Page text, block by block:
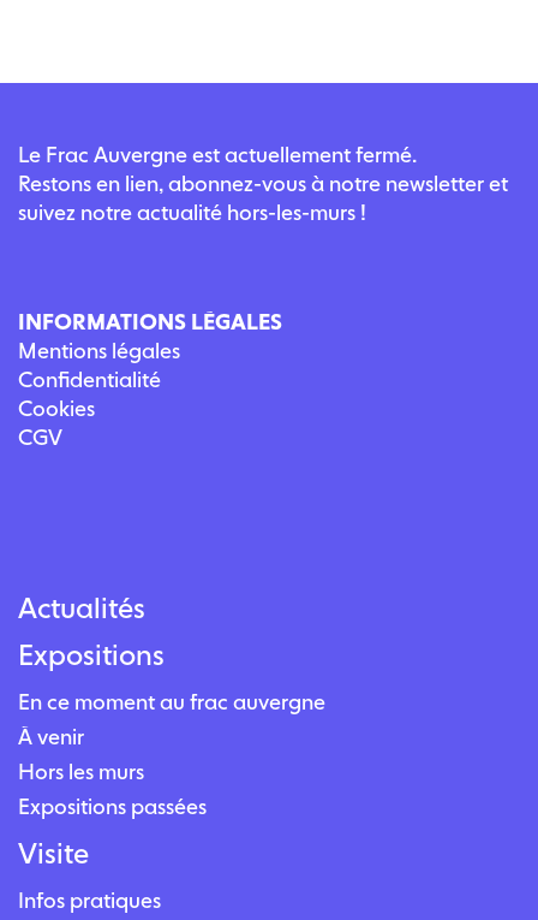
Le Frac Auvergne est actuellement fermé.
Restons en lien, abonnez-vous à notre newsletter et
suivez notre actualité hors-les-murs !
INFORMATIONS LÉGALES
Mentions légales
Confidentialité
Cookies
CGV
Actualités
Expositions
En ce moment au frac auvergne
À venir
Hors les murs
Expositions passées
Visite
Infos pratiques